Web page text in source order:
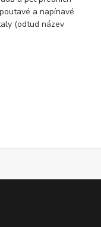
a napínavé
(odtud název